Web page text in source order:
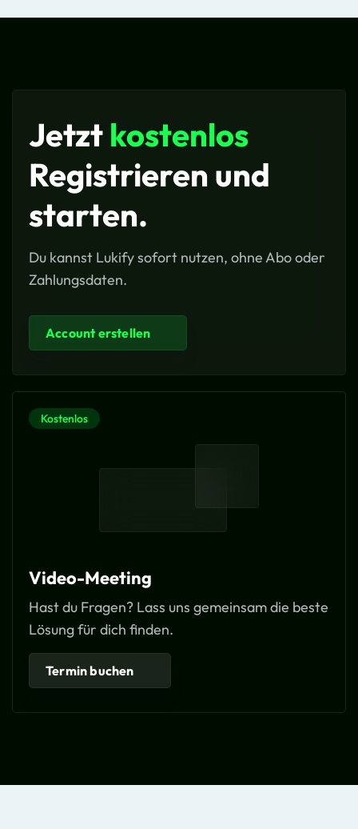
Jetzt kostenlos
Registrieren und
starten.
Du kannst Lukify sofort nutzen, ohne Abo oder
Zahlungsdaten.
Account erstellen
Kostenlos
Video-Meeting
Hast du Fragen? Lass uns gemeinsam die beste
Lösung für dich finden.
Termin buchen